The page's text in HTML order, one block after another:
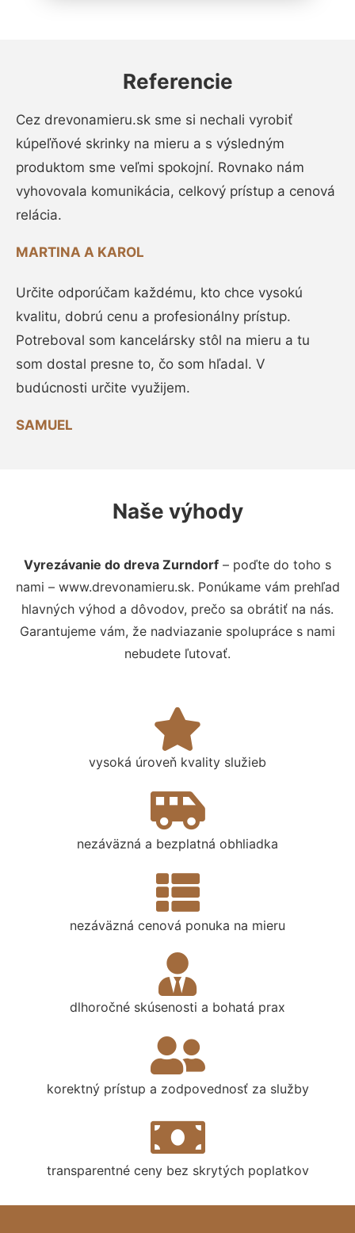
Referencie
Cez drevonamieru.sk sme si nechali vyrobiť
kúpeľňové skrinky na mieru a s výsledným
produktom sme veľmi spokojní. Rovnako nám
vyhovovala komunikácia, celkový prístup a cenová
relácia.
MARTINA A KAROL
Určite odporúčam každému, kto chce vysokú
kvalitu, dobrú cenu a profesionálny prístup.
Potreboval som kancelársky stôl na mieru a tu
som dostal presne to, čo som hľadal. V
budúcnosti určite využijem.
SAMUEL
Naše výhody
Vyrezávanie do dreva Zurndorf – poďte do toho s
nami – www.drevonamieru.sk. Ponúkame vám prehľad
hlavných výhod a dôvodov, prečo sa obrátiť na nás.
Garantujeme vám, že nadviazanie spolupráce s nami
nebudete ľutovať.
vysoká úroveň kvality služieb
nezáväzná a bezplatná obhliadka
nezáväzná cenová ponuka na mieru
dlhoročné skúsenosti a bohatá prax
korektný prístup a zodpovednosť za služby
transparentné ceny bez skrytých poplatkov